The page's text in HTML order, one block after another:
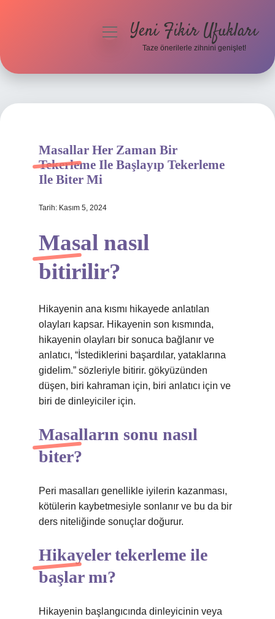
Hakkımızda
menüyüYeni Fikir Ufukları
Taze önerilerle zihnini genişlet!
Masallar Her Zaman Bir
Tekerleme Ile Başlayıp Tekerleme
Ile Biter Mi
Tarih: Kasım 5, 2024
Masal nasıl
bitirilir?
Hikayenin ana kısmı hikayede anlatılan
olayları kapsar. Hikayenin son kısmında,
hikayenin olayları bir sonuca bağlanır ve
anlatıcı, “İstediklerini başardılar, yataklarına
gidelim.” sözleriyle bitirir. gökyüzünden
düşen, biri kahraman için, biri anlatıcı için ve
biri de dinleyiciler için.
Masalların sonu nasıl
biter?
Peri masalları genellikle iyilerin kazanması,
kötülerin kaybetmesiyle sonlanır ve bu da bir
ders niteliğinde sonuçlar doğurur.
Hikayeler tekerleme ile
başlar mı?
Hikayenin başlangıcında dinleyicinin veya